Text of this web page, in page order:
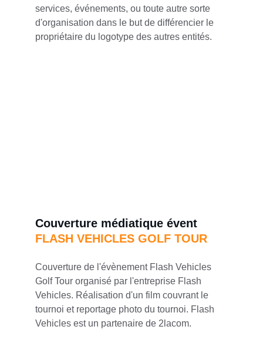
services, événements, ou toute autre sorte
d'organisation dans le but de différencier le
propriétaire du logotype des autres entités.
Couverture médiatique évent
FLASH VEHICLES GOLF TOUR
Couverture de l'évènement Flash Vehicles
Golf Tour organisé par l'entreprise Flash
Vehicles. Réalisation d'un film couvrant le
tournoi et reportage photo du tournoi. Flash
Vehicles est un partenaire de 2lacom.